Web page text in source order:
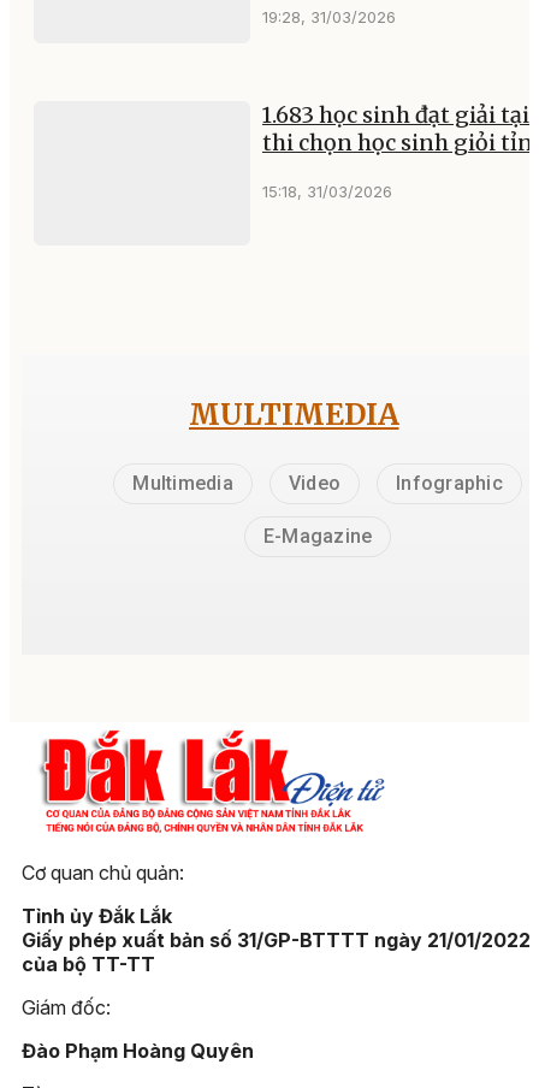
19:28, 31/03/2026
1.683 học sinh đạt giải tại
thi chọn học sinh giỏi
15:18, 31/03/2026
MULTIMEDIA
Multimedia Video Infographic
E-Magazine
Cơ quan chủ quản:
Tỉnh ủy Đắk Lắk
Giấy phép xuất bản số 31/GP-BTTTT ngày 21/01/2022
của bộ TT-TT
Giám đốc:
Đào Phạm Hoàng Quyên